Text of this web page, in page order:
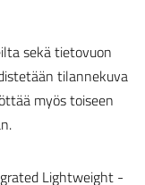
sekä tietovuon
tilannekuva
myös toiseen
Lightweight -